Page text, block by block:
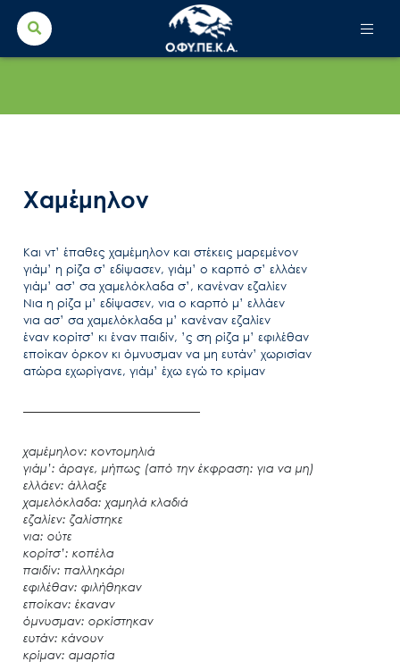
Search
for:
Χαμέμηλον
Και ντ’ έπαθες χαμέμηλον και στέκεις μαρεμένον
γιάμ’ η ρίζα σ’ εδίψασεν, γιάμ’ ο καρπό σ’ ελλάεν
γιάμ’ ασ’ σα χαμελόκλαδα σ’, κανέναν εζαλίεν
Νια η ρίζα μ’ εδίψασεν, νια ο καρπό μ’ ελλάεν
νια ασ’ σα χαμελόκλαδα μ’ κανέναν εζαλίεν
έναν κορίτσ’ κι έναν παιδίν, ’ς ση ρίζα μ’ εφιλέθαν
εποίκαν όρκον κι όμνυσμαν να μη ευτάν’ χωρισίαν
ατώρα εχωρίγανε, γιάμ’ έχω εγώ το κρίμαν
χαμέμηλον: κοντομηλιά
γιάμ’: άραγε, μήπως (από την έκφραση: για να μη)
ελλάεν: άλλαξε
χαμελόκλαδα: χαμηλά κλαδιά
εζαλίεν: ζαλίστηκε
νια: ούτε
κορίτσ’: κοπέλα
παιδίν: παλληκάρι
εφιλέθαν: φιλήθηκαν
εποίκαν: έκαναν
όμνυσμαν: ορκίστηκαν
ευτάν: κάνουν
κρίμαν: αμαρτία